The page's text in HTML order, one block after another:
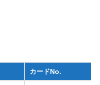
カードNo.